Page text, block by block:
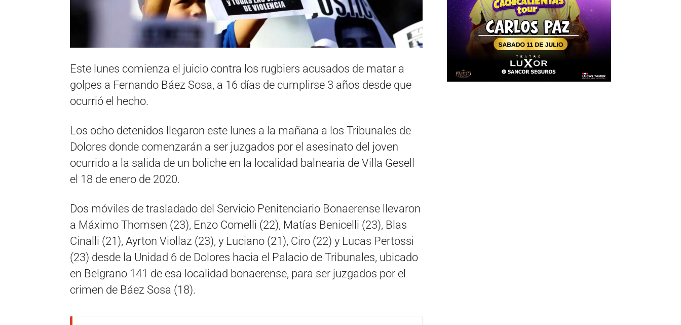
Este lunes comienza el juicio contra los rugbiers acusados de matar a
golpes a Fernando Báez Sosa, a 16 días de cumplirse 3 años desde que
ocurrió el hecho.
Los ocho detenidos llegaron este lunes a la mañana a los Tribunales de
Dolores donde comenzarán a ser juzgados por el asesinato del joven
ocurrido a la salida de un boliche en la localidad balnearia de Villa Gesell
el 18 de enero de 2020.
Dos móviles de trasladado del Servicio Penitenciario Bonaerense llevaron
a Máximo Thomsen (23), Enzo Comelli (22), Matías Benicelli (23), Blas
Cinalli (21), Ayrton Viollaz (23), y Luciano (21), Ciro (22) y Lucas Pertossi
(23) desde la Unidad 6 de Dolores hacia el Palacio de Tribunales, ubicado
en Belgrano 141 de esa localidad bonaerense, para ser juzgados por el
crimen de Báez Sosa (18).